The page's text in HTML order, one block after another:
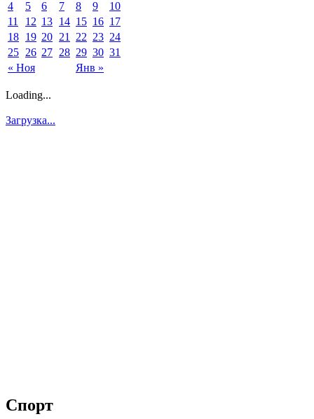
« Ноя Янв »
4
5 6 7 8 9
10
11
12 13 14 15 16 17
18 19 20 21 22 23 24
25 26 27 28 29 30 31
Loading...
Загрузка...
Спорт